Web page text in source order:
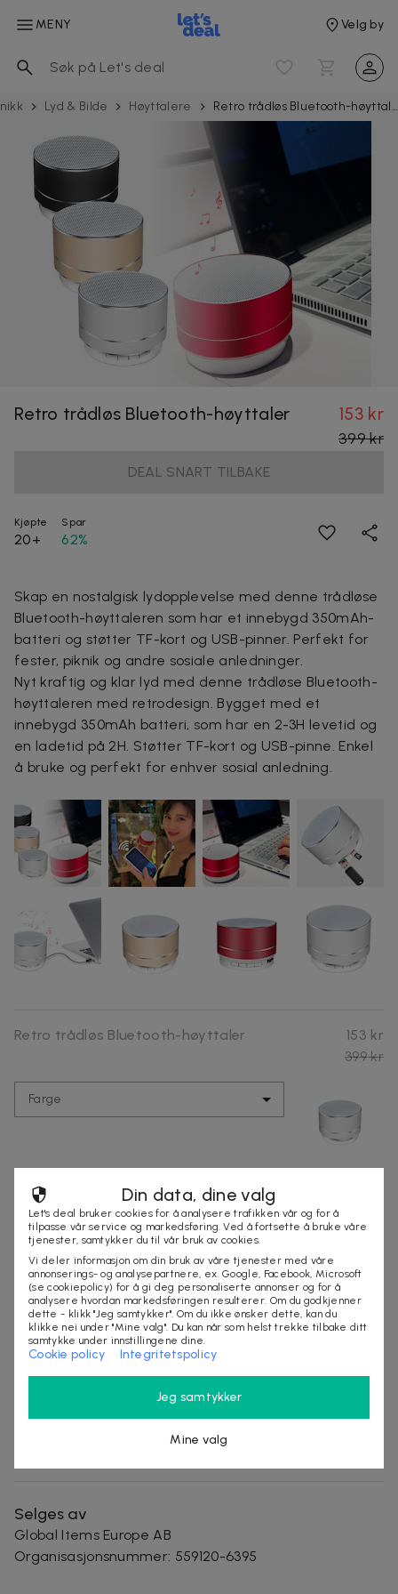
MENY Velg by
Lyd & Bilde Høyttalere Retro trådløs Bluetooth-høyttaler
Retro trådløs Bluetooth-høyttaler 153 kr
399 kr
DEAL SNART TILBAKE
Kjøpte
20+
Spar
62%
Skap en nostalgisk lydopplevelse med denne trådløse
Bluetooth-høyttaleren som har et innebygd 350mAh-
batteri og støtter TF-kort og USB-pinner. Perfekt for
fester, piknik og andre sosiale anledninger.
Nyt kraftig og klar lyd med denne trådløse Bluetooth-
høyttaleren med retrodesign. Bygget med et
innebygd 350mAh batteri, som har en 2-3H levetid og
en ladetid på 2H. Støtter TF-kort og USB-pinne. Enkel
å bruke og perfekt for enhver sosial anledning.
Retro trådløs Bluetooth-høyttaler
153 kr
399 kr
Farge
DEAL SNART TILBAKE
Produktinfo
- Bluetooth V4.2-versjon
- Bygget med et innebygd 350mAh batteri
- Arbeidstid på 2-3H og en ladetid på 2H
- AUX-kabelen er valgfri.
Leveringstid: 4-10 arbeidsdager
Selges av
Global Items Europe AB
Organisasjonsnummer: 559120-6395
Din data, dine valg
Let's deal bruker cookies for å analysere trafikken vår og for å
tilpasse vår service og markedsføring. Ved å fortsette å bruke våre
tjenester, samtykker du til vår bruk av cookies.
Vi deler informasjon om din bruk av våre tjenester med våre
annonserings- og analysepartnere, ex. Google, Facebook, Microsoft
(se cookiepolicy) for å gi deg personaliserte annonser og for å
analysere hvordan markedsføringen resulterer. Om du godkjenner
dette - klikk "Jeg samtykker". Om du ikke ønsker dette, kan du
klikke nei under "Mine valg". Du kan når som helst trekke tilbake ditt
samtykke under innstillingene dine.
Cookie policy Integritetspolicy
Jeg samtykker
Mine valg